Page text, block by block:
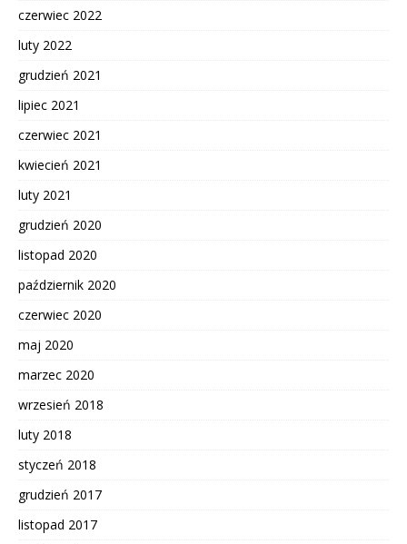
czerwiec 2022
luty 2022
grudzień 2021
lipiec 2021
czerwiec 2021
kwiecień 2021
luty 2021
grudzień 2020
listopad 2020
październik 2020
czerwiec 2020
maj 2020
marzec 2020
wrzesień 2018
luty 2018
styczeń 2018
grudzień 2017
listopad 2017